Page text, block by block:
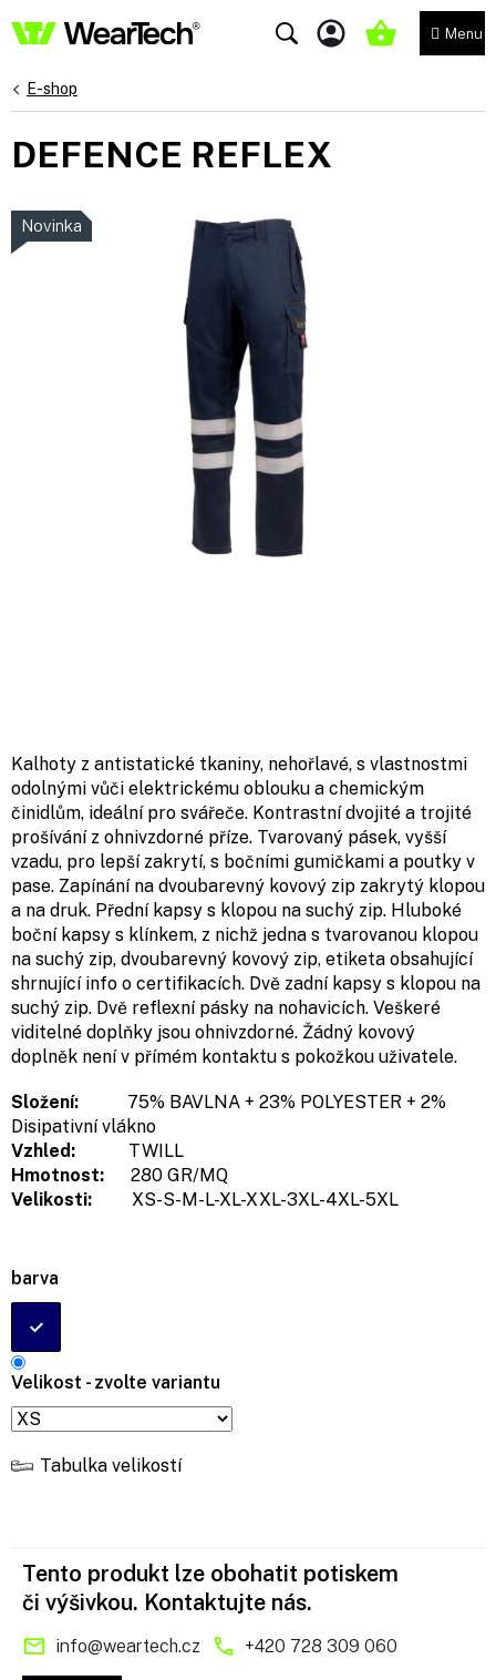
na
NÁKUPNÍ
E-shop
DEFENCE REFLEX
Novinka
barva
Velikost - zvolte variantu
Tabulka velikostí
Kalhoty z antistatické tkaniny, nehořlavé, s vlastnostmi
odolnými vůči elektrickému oblouku a chemickým
činidlům, ideální pro svářeče. Kontrastní dvojité a trojité
prošívání z ohnivzdorné příze. Tvarovaný pásek, vyšší
vzadu, pro lepší zakrytí, s bočními gumičkami a poutky v
pase. Zapínání na dvoubarevný kovový zip zakrytý klopou
a na druk. Přední kapsy s klopou na suchý zip. Hluboké
boční kapsy s klínkem, z nichž jedna s tvarovanou klopou
na suchý zip, dvoubarevný kovový zip, etiketa obsahující
shrnující info o certifikacích. Dvě zadní kapsy s klopou na
suchý zip. Dvě reflexní pásky na nohavicích. Veškeré
viditelné doplňky jsou ohnivzdorné. Žádný kovový
doplněk není v přímém kontaktu s pokožkou uživatele.
Složení:
75% BAVLNA + 23% POLYESTER + 2%
Disipativní vlákno
Vzhled:
TWILL
Hmotnost: 280 GR/MQ
Velikosti:
XS-S-M-L-XL-XXL-3XL-4XL-5XL
Tento produkt lze obohatit potiskem
či výšivkou. Kontaktujte nás.
info@weartech.cz +420 728 309 060